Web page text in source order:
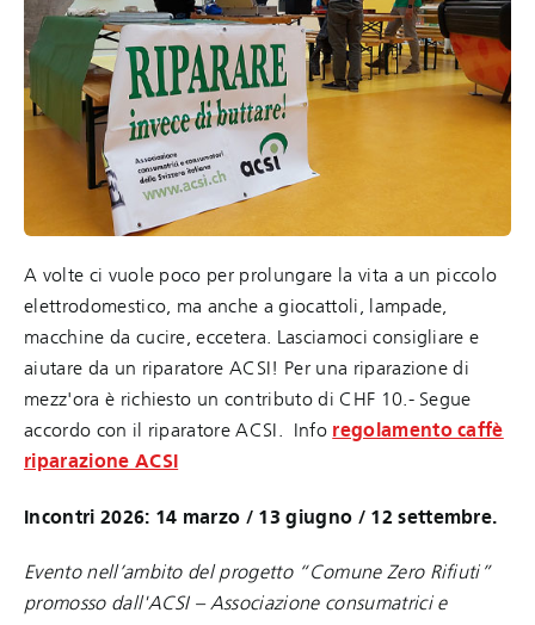
A volte ci vuole poco per prolungare la vita a un piccolo
elettrodomestico, ma anche a giocattoli, lampade,
macchine da cucire, eccetera. Lasciamoci consigliare e
aiutare da un riparatore ACSI! Per una riparazione di
mezz'ora è richiesto un contributo di CHF 10.- Segue
accordo con il riparatore ACSI. Info regolamento caffè
riparazione ACSI
Incontri 2026: 14 marzo / 13 giugno / 12 settembre.
Evento nell’ambito del progetto “Comune Zero Rifiuti”
promosso dall'ACSI – Associazione consumatrici e